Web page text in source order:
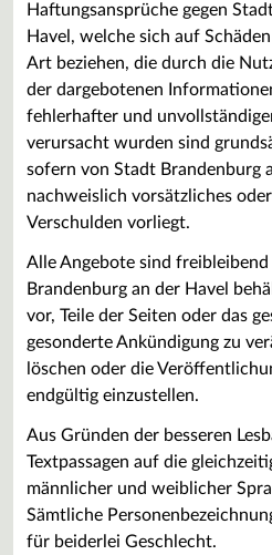
Haftungsansprüche gegen
Havel, welche sich auf
Art beziehen, die durch die
der dargebotenen
fehlerhafter und
verursacht wurden sind
sofern von Stadt Brandenburg
nachweislich vorsätzliches
Verschulden vorliegt.
Alle Angebote sind
Brandenburg an der Havel
vor, Teile der Seiten oder das
gesonderte Ankündigung zu
löschen oder die
endgültig einzustellen.
Aus Gründen der besseren
Textpassagen auf die
männlicher und weiblicher
Sämtliche
für beiderlei Geschlecht.